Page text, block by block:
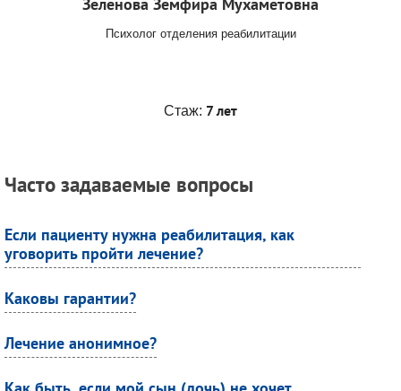
Психолог отделения реабилитации
Стаж: 7 лет
Часто задаваемые вопросы
Если пациенту нужна реабилитация, как
уговорить пройти лечение?
Каковы гарантии?
Лечение анонимное?